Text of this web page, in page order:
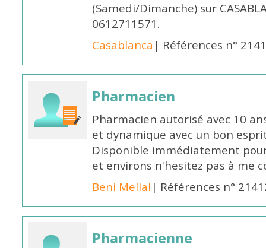
(Samedi/Dimanche) sur
0612711571.
Casablanca | Références n°
Pharmacien
Pharmacien autorisé avec 10
et dynamique avec un bon
Disponible immédiatement
et environs n'hesitez pas à me
Beni Mellal | Références n°
Pharmacienne